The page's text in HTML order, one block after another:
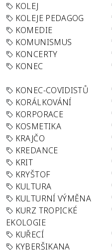
KOLEJ
KOLEJE PEDAGOG
KOMEDIE
KOMUNISMUS
KONCERTY
KONEC
KONEC-COVIDISTŮ
KORÁLKOVÁNÍ
KORPORACE
KOSMETIKA
KRAJČO
KREDANCE
KRIT
KRYŠTOF
KULTURA
KULTURNÍ VÝMĚNA
KURZ TROPICKÉ
EKOLOGIE
KUŘECÍ
KYBERŠIKANA